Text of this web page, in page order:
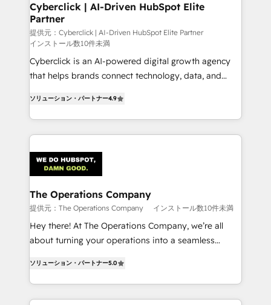
Cyberclick | AI-Driven HubSpot Elite
Partner
提供元：Cyberclick | AI-Driven HubSpot Elite Partner
インストール数10件未満
Cyberclick is an AI-powered digital growth agency
that helps brands connect technology, data, and
Barcelona and operating across Spain, LATAM, and
the UK, we support global companies in building
smarter marketing, sales, and customer success
Iberia (Spain & Portugal), we combine human insight
with intelligent automation to drive sustainable
growth. Our multidisciplinary team designs solutions
that simplify complexity, boost performance, and
turn innovation into real impact. 🌍 Highlights •
HubSpot Partner since 2012 • 2022 EMEA Impact
projects • Clients in 30+ industries • Proprietary
technology for integrations • Multilingual team:
ソリューション・パートナー4.9
The Operations Company
提供元：The Operations Company インストール数10件未満
Hey there! At The Operations Company, we’re all
about turning your operations into a seamless
transforming complex systems into efficient,
scalable solutions that work across your entire
organization. We’re a unique blend of deep HubSpot
ソリューション・パートナー5.0